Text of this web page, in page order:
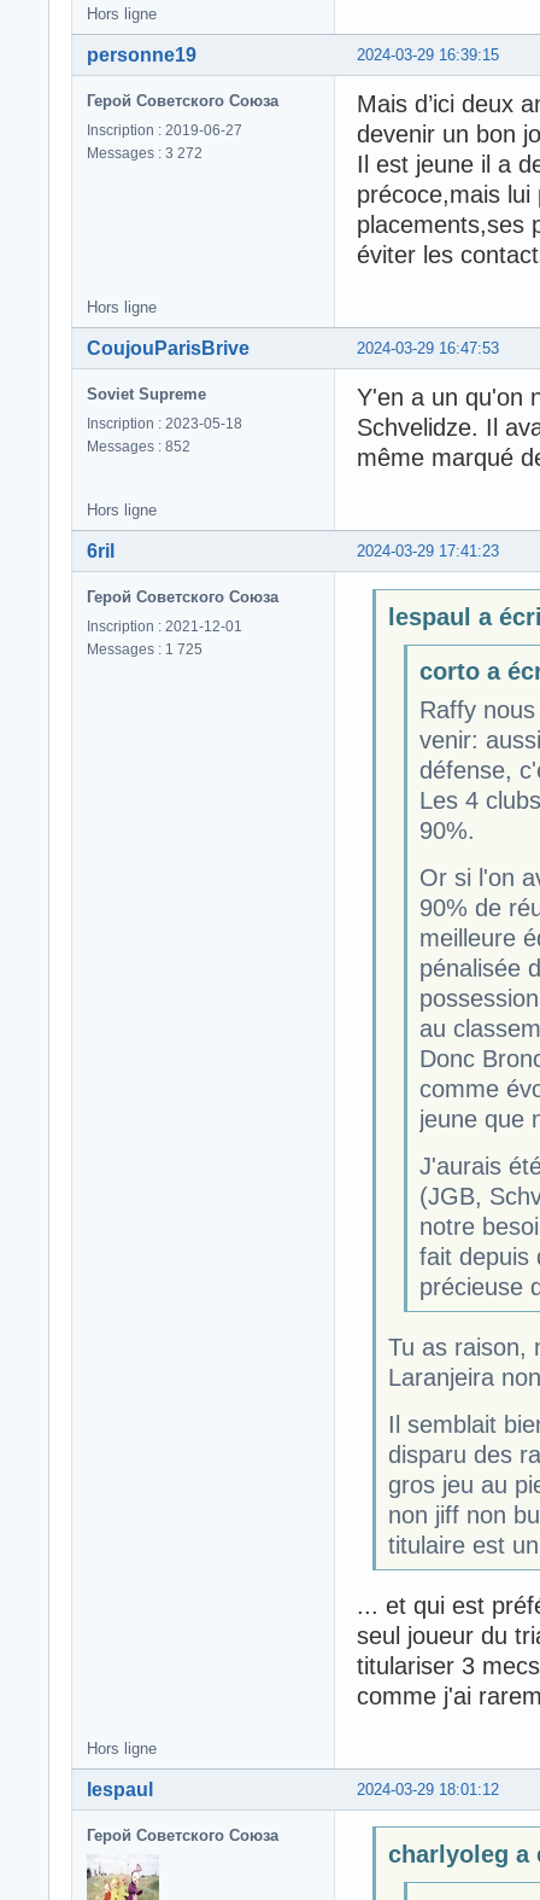
Hors ligne
2024-03-29 16:39:15
personne19
Герой Советского Союза
Inscription : 2019-06-27
Messages : 3 272
Mais d’ici deux
devenir un bon
Il est jeune il a
précoce,mais
placements,ses
éviter les
Hors ligne
2024-03-29 16:47:53
CoujouParisBrive
Soviet Supreme
Inscription : 2023-05-18
Messages : 852
Y'en a un qu'on
Schvelidze. Il
même marqué
Hors ligne
2024-03-29 17:41:23
6ril
Герой Советского Союза
Inscription : 2021-12-01
Messages : 1 725
lespaul a
corto a
Raffy
venir:
défense,
Les 4
90%.
Or si l'on
90% de
meilleure
pénalisée
au
Donc
comme
jeune que
J'aurais
(JGB,
notre
fait depuis
précieuse
Tu as raison,
Laranjeira
Il semblait
disparu des
gros jeu au
non jiff non
titulaire est
... et qui est
seul joueur du
titulariser 3
comme j'ai
Hors ligne
2024-03-29 18:01:12
lespaul
Герой Советского Союза
charlyoleg a